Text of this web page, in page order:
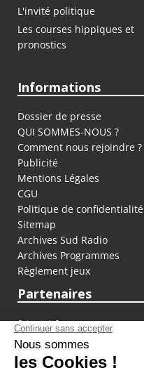
L'invité politique
Les courses hippiques et
pronostics
Informations
Dossier de presse
QUI SOMMES-NOUS ?
Comment nous rejoindre ?
Publicité
Mentions Légales
CGU
Politique de confidentialité
Sitemap
Archives Sud Radio
Archives Programmes
Règlement jeux
Partenaires
fiducial.fr
lyoncapitale.fr
olympique-et-lyonnais.com